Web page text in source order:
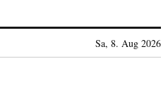
Sa, 8. Aug 2026